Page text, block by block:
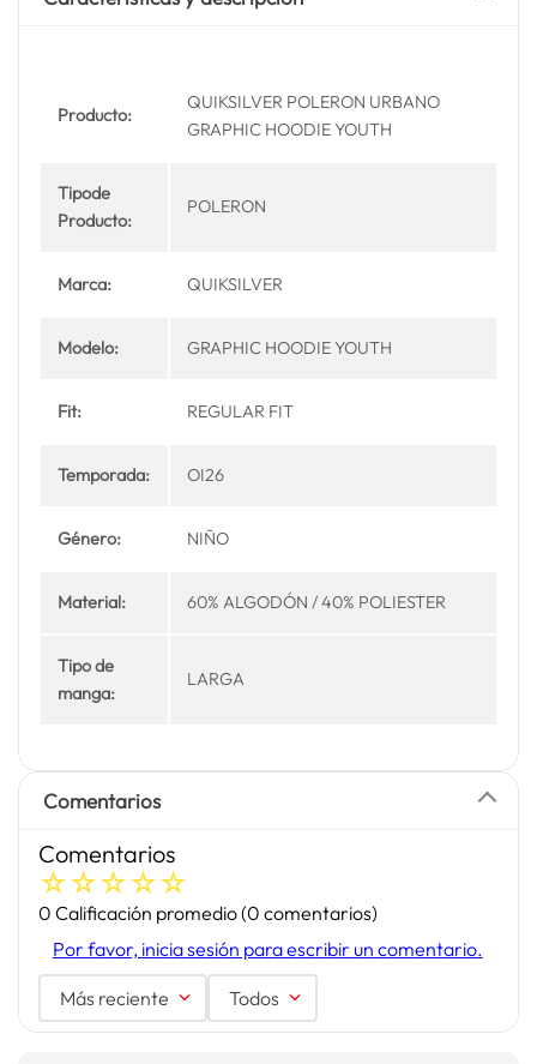
Producto:
QUIKSILVER POLERON URBANO
GRAPHIC HOODIE YOUTH
Tipode
Producto:
POLERON
Marca: QUIKSILVER
Modelo: GRAPHIC HOODIE YOUTH
Fit: REGULAR FIT
Temporada: OI26
Género: NIÑO
Material: 60% ALGODÓN / 40% POLIESTER
Tipo de
manga:
LARGA
Comentarios
Comentarios
☆☆☆☆☆
0 Calificación promedio(0 comentarios)
Por favor, inicia sesión para escribir un comentario.
Más reciente Todos